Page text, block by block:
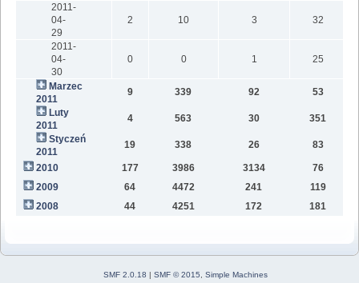
2011-
04-
29
2 10 3 32
2011-
04-
30
0 0 1 25
Marzec
2011
9 339 92
53
Luty
2011
4 563 30
351
Styczeń
2011
19 338 26 83
2010 177 3986 3134
76
2009
64 4472 241
119
2008
44 4251 172 181
SMF 2.0.18 | SMF © 2015 Simple Machines